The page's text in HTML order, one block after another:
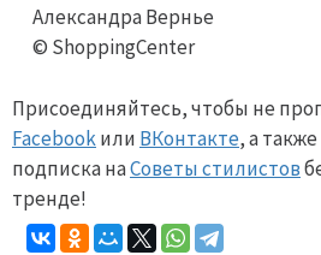
Александра Вернье
© ShoppingCenter
Присоединяйтесь, чтобы не
Facebookили ВКонтакте, а
подписка наСоветы стилистов
тренде!